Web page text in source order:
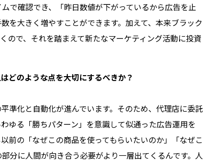
で確認でき、「昨日数値が下がっているから広告を止
を大きく増やすことができます。加えて、本来ブラック
ので、それを踏まえて新たなマーケティング活動に投資
どのような点を大切にするべきか？
準化と自動化が進んでいます。そのため、代理店に委託
ゆる「勝ちパターン」を意識して似通った広告運用を
前の「なぜこの商品を使ってもらいたいのか」「なぜこ
分に人間が向き合う必要がより一層出てくるんです。人